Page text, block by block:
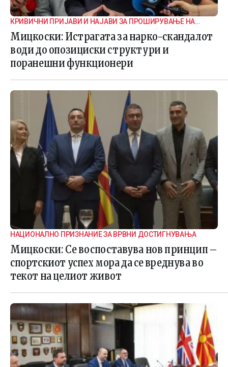
КРИВИЧНИ ПРИЈАВИ И НАЈАВИ ЗА ПРОШИРУВАЊЕ НА
ИСТРАГАТА
Мицкоски: Истрагата за нарко-скандалот
води до опозициски структури и
поранешни функционери
НАЦИОНАЛНО ПРИЗНАНИЕ ЗА ВРВНИ ДОСТИГНУВАЊА
Мицкоски: Се воспоставува нов принцип –
спортскиот успех мора да се вреднува во
текот на целиот живот